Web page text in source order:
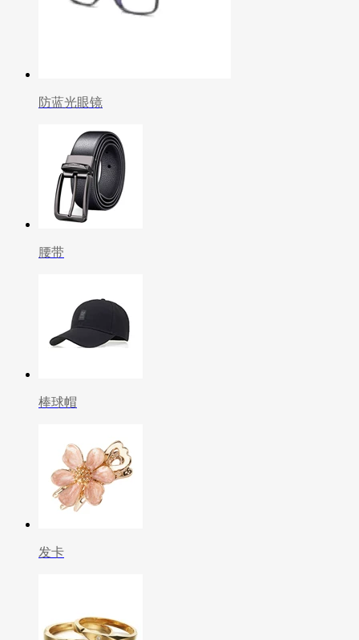
防蓝光眼镜
腰带
棒球帽
发卡